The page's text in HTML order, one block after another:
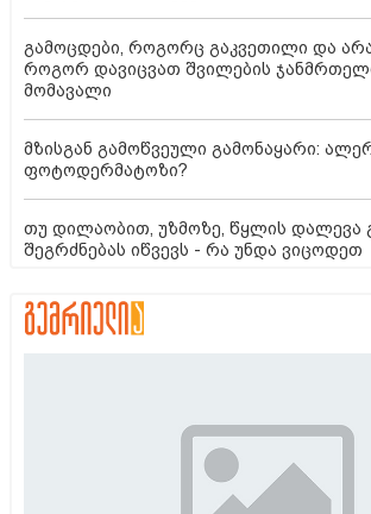
გამოცდები, როგორც გაკვეთილი და არა
როგორ დავიცვათ შვილების
მომავალი
მზისგან გამოწვეული გამონაყარი:
ფოტოდერმატოზი?
თუ დილაობით, უზმოზე, წყლის დალევა
შეგრძნებას იწვევს - რა უნდა ვიცოდეთ